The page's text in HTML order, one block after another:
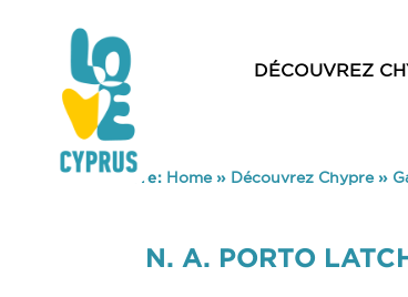
DÉCOUVREZ
You are here: Home» Découvrez Chypre»
N. A. PORTO